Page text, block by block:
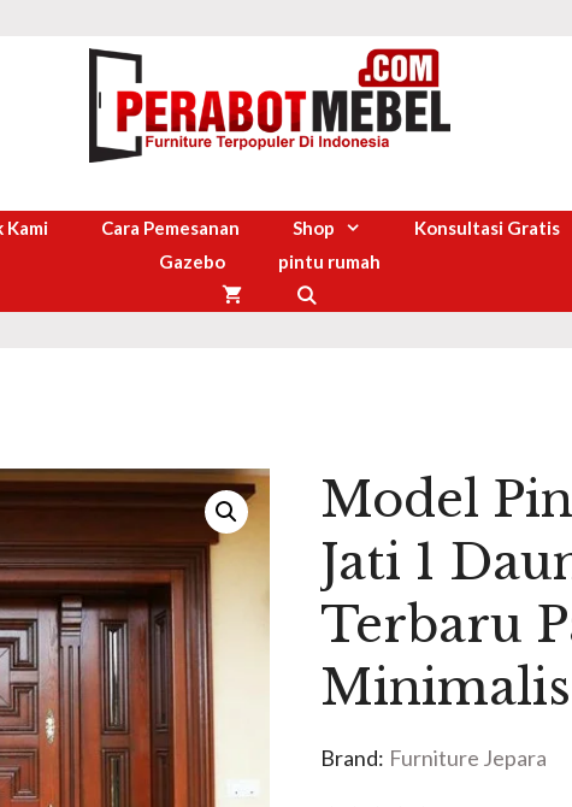
Kami Cara Pemesanan Shop Konsultasi Gratis
Gazebo
pintu rumah
Model
Jati 1
Terbaru
Minimalis
Brand: Furniture Jepara